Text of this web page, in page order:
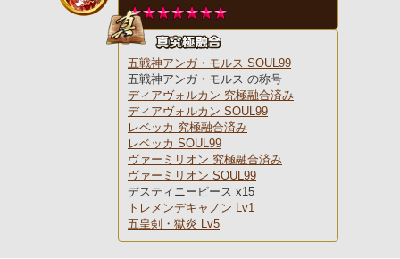
五戦神アンガ・モルス SOUL99
五戦神アンガ・モルス の称号
ディアヴォルカン 究極融合済み
ディアヴォルカン SOUL99
レベッカ 究極融合済み
レベッカ SOUL99
ヴァーミリオン 究極融合済み
ヴァーミリオン SOUL99
デスティニーピース x15
トレメンデキャノン Lv1
五皇剣・獄炎 Lv5